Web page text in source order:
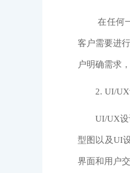
在任何一
客户需要进
户明确需求
2. UI/UX
UI/UX设计
型图以及UI
界面和用户